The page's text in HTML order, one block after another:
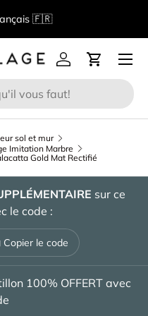
Spécialiste de la vente en
Se connecter
Panier
Menu
sol et mur
Imitation Marbre
Gold Mat Rectifié
sur ce
le code :
Copier le code
100% OFFERT avec